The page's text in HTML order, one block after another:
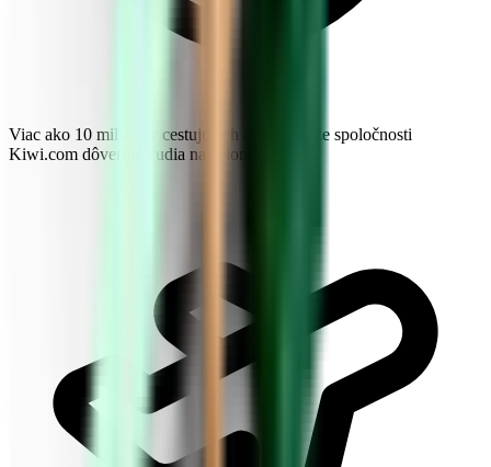
Viac ako 10 miliónov cestujúcich dokazuje, že spoločnosti
Kiwi.com dôverujú ľudia na celom svete.